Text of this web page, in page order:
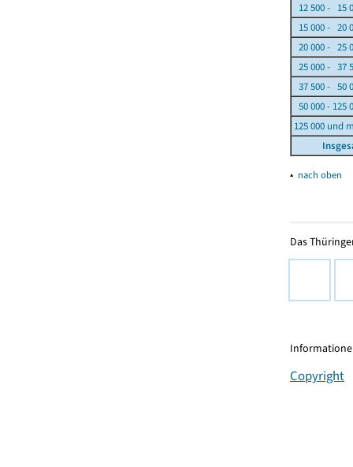
12 500 - 15
15 000 - 20
20 000 - 25
25 000 - 37
37 500 - 50
50 000 - 125
125 000 und
▴ nach oben
Das
Copyright